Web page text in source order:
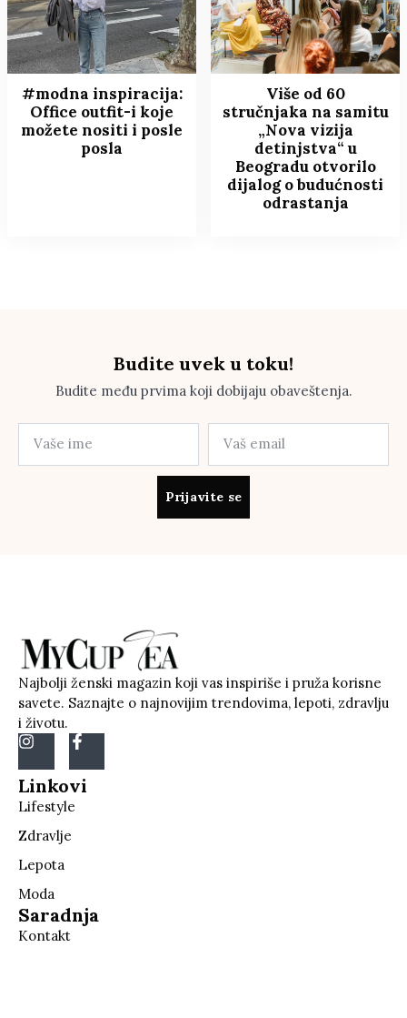
#modna inspiracija:
Office outfit-i koje
možete nositi i posle
posla
Više od 60
stručnjaka na samitu
„Nova vizija
detinjstva“ u
Beogradu otvorilo
dijalog o budućnosti
odrastanja
Budite uvek u toku!
Budite među prvima koji dobijaju obaveštenja.
Prijavite se
Najbolji ženski magazin koji vas inspiriše i pruža korisne
savete. Saznajte o najnovijim trendovima, lepoti, zdravlju
i životu.
Linkovi
Lifestyle
Zdravlje
Lepota
Moda
Saradnja
Kontakt